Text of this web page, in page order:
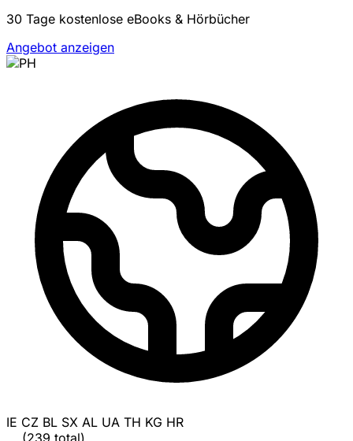
30 Tage kostenlose eBooks & Hörbücher
Angebot anzeigen
IE CZ BL SX AL UA TH KG HR
... (239 total)